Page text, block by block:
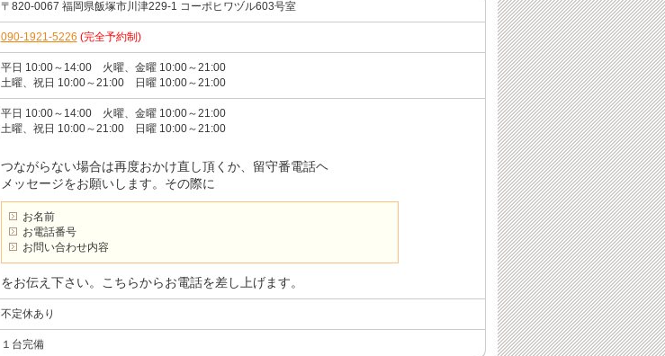
〒820-0067 福岡県飯塚市川津229-1 コーポヒワヅル603号室
090-1921-5226 (完全予約制)
平日 10:00～14:00 火曜、金曜 10:00～21:00
土曜、祝日 10:00～21:00 日曜 10:00～21:00
平日 10:00～14:00 火曜、金曜 10:00～21:00
土曜、祝日 10:00～21:00 日曜 10:00～21:00
つながらない場合は再度おかけ直し頂くか、留守番電話ヘ
メッセージをお願いします。その際に
お名前
お電話番号
お問い合わせ内容
をお伝え下さい。こちらからお電話を差し上げます。
不定休あり
１台完備